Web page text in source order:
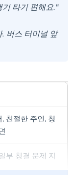
타기 편해요."
버스 터미널 앞
친절한 주인, 청
부 청결 문제 지